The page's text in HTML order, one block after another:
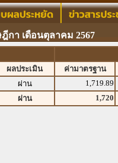
กา เดือนตุลาคม 2567
ผลประเมิน ค่ามาตรฐาน
ผ่าน 1,719.89
ผ่าน 1,720